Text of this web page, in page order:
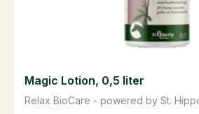
Relax BioCare - powered by St.
Magic Lotion, 0,5 liter